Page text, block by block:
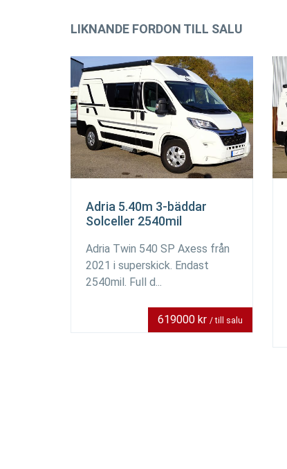
LIKNANDE FORDON TILL SALU
Adria 5.40m 3-bäddar
Solceller 2540mil
Adria Twin 540 SP Axess från
2021 i superskick. Endast
2540mil. Full d...
619000 kr / till salu